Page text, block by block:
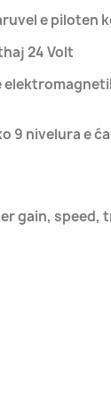
e piloten
24 Volt
9 nivelura e
gain, speed,